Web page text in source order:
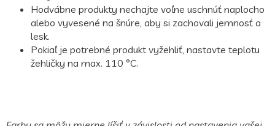
Hodvábne produkty nechajte voľne uschnúť naplocho
alebo vyvesené na šnúre, aby si zachovali jemnosť a
lesk.
Pokiaľ je potrebné produkt vyžehliť, nastavte teplotu
žehličky na max. 110 °C.